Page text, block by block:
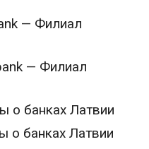
— Филиал
— Филиал
о банках Латвии
о банках Латвии